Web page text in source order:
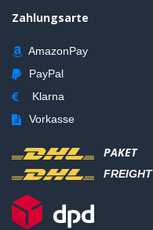
Zahlungsarte
AmazonPay
PayPal
Klarna
Vorkasse
PAKET
FREIGHT